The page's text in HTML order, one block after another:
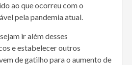
ao que ocorreu com o
pela pandemia atual.
ir além desses
e estabelecer outros
de gatilho para o aumento de